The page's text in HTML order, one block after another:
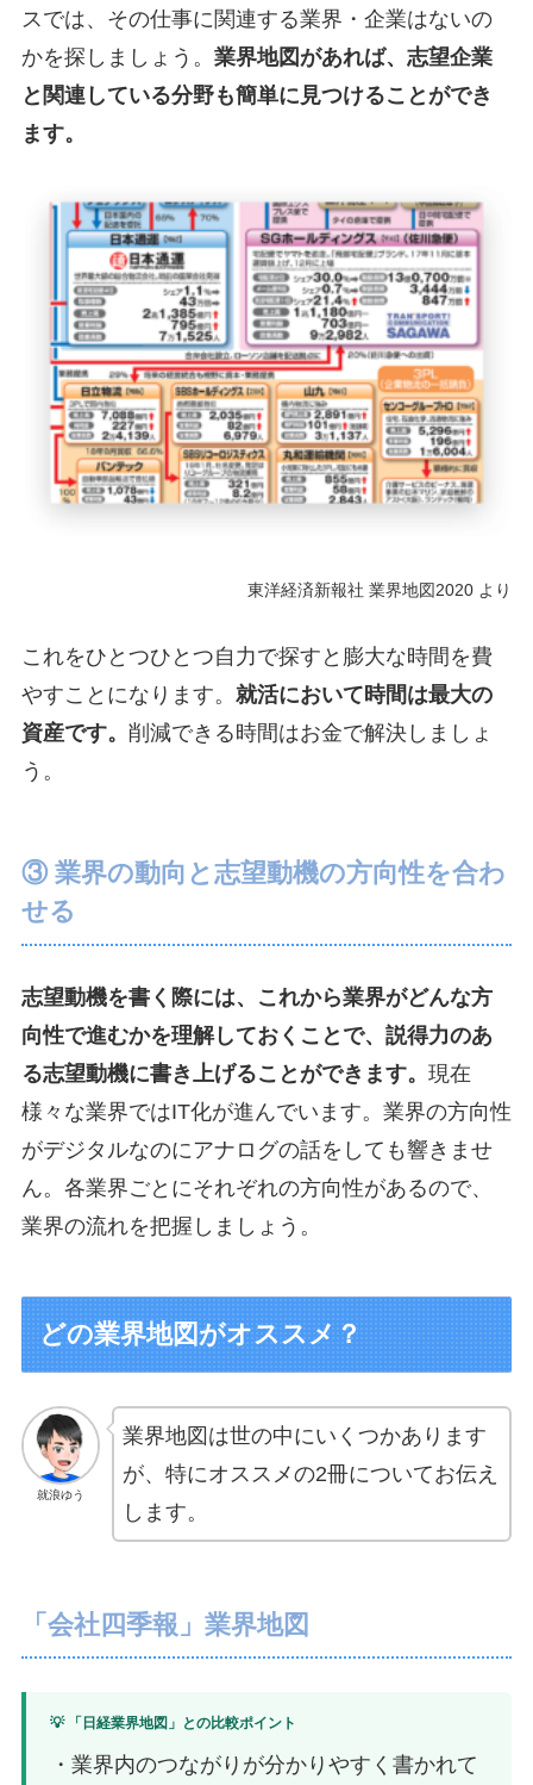
スでは、その仕事に関連する業界・企業はないの
かを探しましょう。 業界地図があれば、志望企業
と関連している分野も簡単に見つけることができ
ます。
東洋経済新報社 業界地図2020 より
これをひとつひとつ自力で探すと膨大な時間を費
やすことになります。 就活において時間は最大の
資産です。 削減できる時間はお金で解決しましょ
う。
③ 業界の動向と志望動機の方向性を合わ
せる
志望動機を書く際には、これから業界がどんな方
向性で進むかを理解しておくことで、説得力のあ
る志望動機に書き上げることができます。 現在
様々な業界ではIT化が進んでいます。業界の方向性
がデジタルなのにアナログの話をしても響きませ
ん。各業界ごとにそれぞれの方向性があるので、
業界の流れを把握しましょう。
どの業界地図がオススメ？
就浪ゆう
業界地図は世の中にいくつかあります
が、特にオススメの2冊についてお伝え
します。
「会社四季報」業界地図
💡 「日経業界地図」との比較ポイント
・業界内のつながりが分かりやすく書かれて